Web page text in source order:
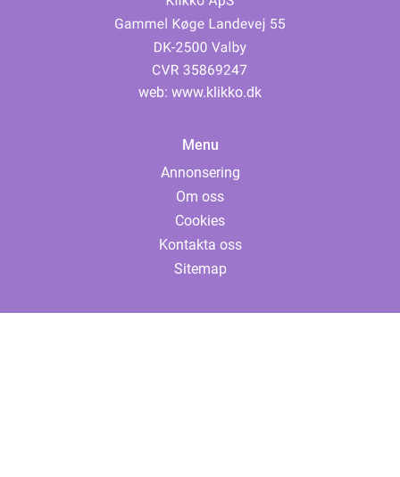
web: www.klikko.dk
Menu
Annonsering
Om oss
Cookies
Kontakta oss
Sitemap